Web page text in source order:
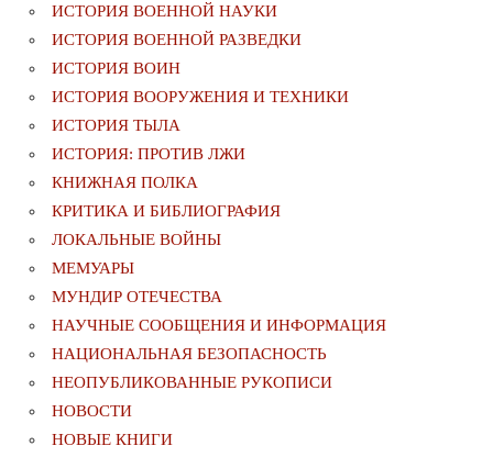
ИСТОРИЯ ВОЕННОЙ НАУКИ
ИСТОРИЯ ВОЕННОЙ РАЗВЕДКИ
ИСТОРИЯ ВОИН
ИСТОРИЯ ВООРУЖЕНИЯ И ТЕХНИКИ
ИСТОРИЯ ТЫЛА
ИСТОРИЯ: ПРОТИВ ЛЖИ
КНИЖНАЯ ПОЛКА
КРИТИКА И БИБЛИОГРАФИЯ
ЛОКАЛЬНЫЕ ВОЙНЫ
МЕМУАРЫ
МУНДИР ОТЕЧЕСТВА
НАУЧНЫЕ СООБЩЕНИЯ И ИНФОРМАЦИЯ
НАЦИОНАЛЬНАЯ БЕЗОПАСНОСТЬ
НЕОПУБЛИКОВАННЫЕ РУКОПИСИ
НОВОСТИ
НОВЫЕ КНИГИ